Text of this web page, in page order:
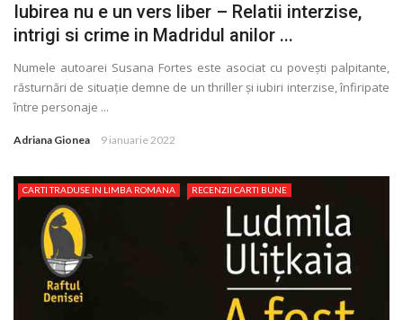
Iubirea nu e un vers liber – Relatii interzise,
intrigi si crime in Madridul anilor ...
Numele autoarei Susana Fortes este asociat cu povești palpitante,
răsturnări de situaţie demne de un thriller și iubiri interzise, înfiripate
între personaje ...
Adriana Gionea 9 ianuarie 2022
CARTI TRADUSE IN LIMBA ROMANA RECENZII CARTI BUNE